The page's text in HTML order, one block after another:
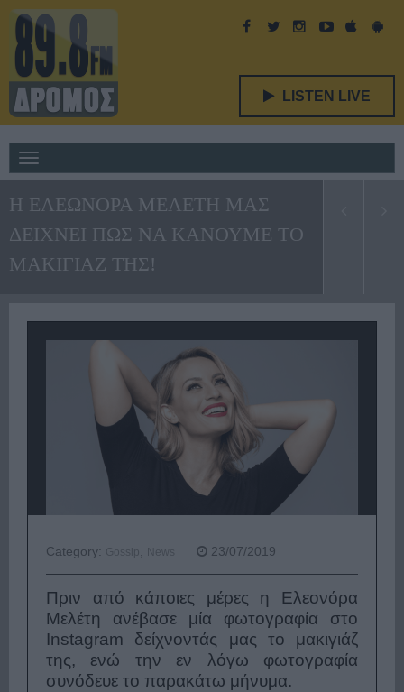
LISTEN LIVE
navigation
Η ΕΛΕΩΝΟΡΑ ΜΕΛΕΤΗ ΜΑΣ
ΔΕΙΧΝΕΙ ΠΩΣ ΝΑ ΚΑΝΟΥΜΕ ΤΟ
ΜΑΚΙΓΙΑΖ ΤΗΣ!
Category: Gossip News 23/07/2019
Πριν από κάποιες μέρες η Ελεονόρα
Μελέτη ανέβασε μία φωτογραφία στο
Instagram δείχνοντάς μας το μακιγιάζ
της, ενώ την εν λόγω φωτογραφία
συνόδευε το παρακάτω μήνυμα.